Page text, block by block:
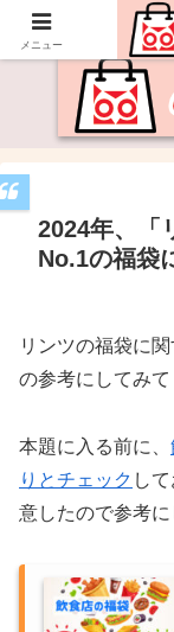
2024年、「
No.1の福袋
リンツの福袋に
の参考にしてみて
本題に入る前に、
りとチェック し
意したので参考に
メニュー